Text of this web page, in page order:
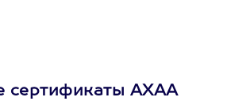
сертификаты АХАА